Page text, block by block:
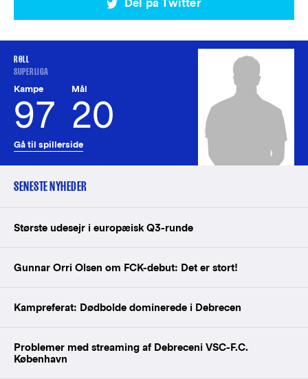
Del på Twitter
RØLL
SUPERLIGA
Kampe
97
Mål
20
Gå til spillerside
SENESTE NYHEDER
Største udesejr i europæisk Q3-runde
Gunnar Orri Olsen om FCK-debut: Det er stort!
Kampreferat: Dødbolde dominerede i Debrecen
Problemer med streaming af Debreceni VSC-F.C.
København